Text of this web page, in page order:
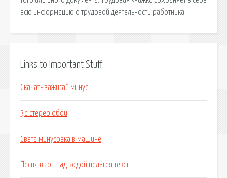
всю информацию о трудовой деятельности работника.
Links to Important Stuff
Скачать зажигай минус
3d стерео обои
Света минусовка в машине
Песня вьюн над водой пелагея текст